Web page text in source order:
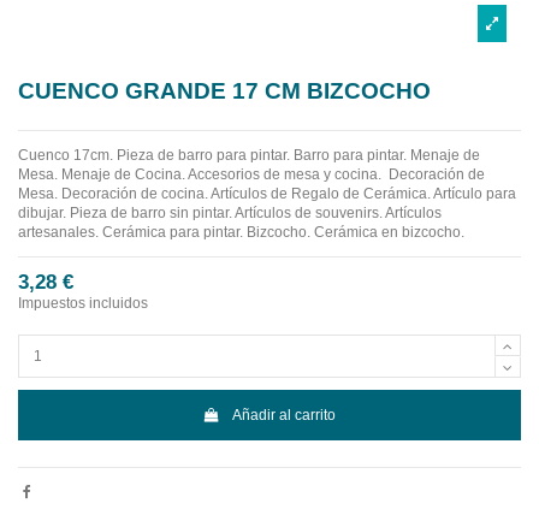
CUENCO GRANDE 17 CM BIZCOCHO
Cuenco 17cm. Pieza de barro para pintar. Barro para pintar. Menaje de
Mesa. Menaje de Cocina. Accesorios de mesa y cocina. Decoración de
Mesa. Decoración de cocina. Artículos de Regalo de Cerámica. Artículo para
dibujar. Pieza de barro sin pintar. Artículos de souvenirs. Artículos
artesanales. Cerámica para pintar. Bizcocho. Cerámica en bizcocho.
3,28 €
Impuestos incluidos
Añadir al carrito